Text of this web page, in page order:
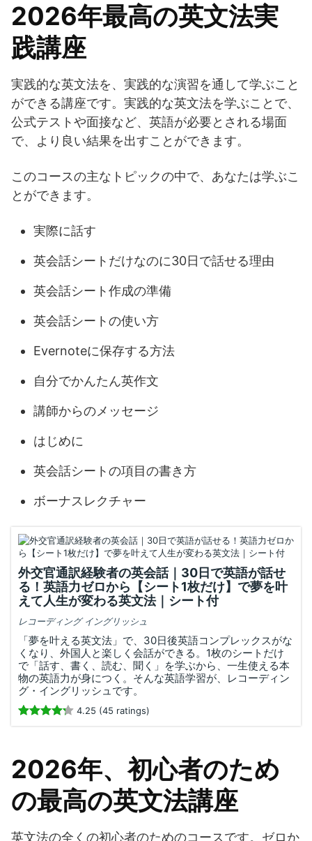
2026年最高の英文法実
践講座
実践的な英文法を、実践的な演習を通して学ぶこと
ができる講座です。実践的な英文法を学ぶことで、
公式テストや面接など、英語が必要とされる場面
で、より良い結果を出すことができます。
このコースの主なトピックの中で、あなたは学ぶこ
とができます。
実際に話す
英会話シートだけなのに30日で話せる理由
英会話シート作成の準備
英会話シートの使い方
Evernoteに保存する方法
自分でかんたん英作文
講師からのメッセージ
はじめに
英会話シートの項目の書き方
ボーナスレクチャー
外交官通訳経験者の英会話｜30日で英語が話せ
る！英語力ゼロから【シート1枚だけ】で夢を叶
えて人生が変わる英文法｜シート付
レコーディング イングリッシュ
「夢を叶える英文法」で、30日後英語コンプレックスがな
くなり、外国人と楽しく会話ができる。1枚のシートだけ
で「話す、書く、読む、聞く」を学ぶから、一生使える本
物の英語力が身につく。そんな英語学習が、レコーディン
グ・イングリッシュです。
4.25 (45 ratings)
2026年、初心者のため
の最高の英文法講座
英文法の全くの初心者のためのコースです。ゼロか